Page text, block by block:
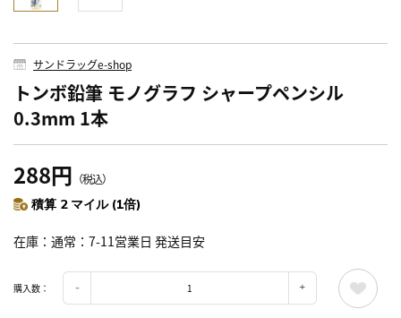
サンドラッグe-shop
トンボ鉛筆 モノグラフ シャープペンシル
0.3mm 1本
288円 （税込）
積算 2 マイル (1倍)
在庫 通常：7-11営業日 発送目安
購入数：